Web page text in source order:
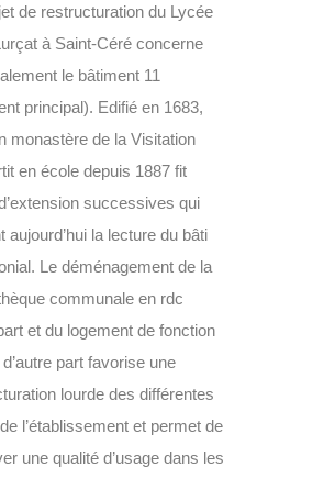
de restructuration du Lycée
à Saint-Céré concerne
le bâtiment 11
principal). Edifié en 1683,
monastère de la Visitation
en école depuis 1887 fit
successives qui
aujourd’hui la lecture du bâti
Le déménagement de la
communale en rdc
et du logement de fonction
part favorise une
lourde des différentes
l’établissement et permet de
une qualité d’usage dans les